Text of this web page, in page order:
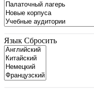
Язык Сбросить